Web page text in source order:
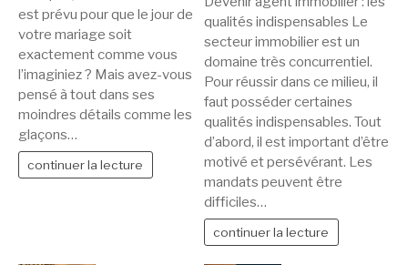
est prévu pour que le jour de
votre mariage soit
exactement comme vous
l’imaginiez ? Mais avez-vous
pensé à tout dans ses
moindres détails comme les
glaçons…
continuer la lecture
qualités indispensables Le
secteur immobilier est un
domaine très concurrentiel.
Pour réussir dans ce milieu, il
faut posséder certaines
qualités indispensables. Tout
d’abord, il est important d’être
motivé et persévérant. Les
mandats peuvent être
difficiles…
continuer la lecture